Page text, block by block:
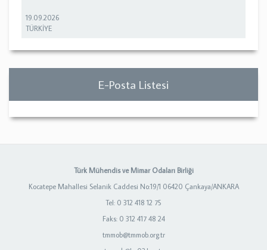
19.09.2026
TÜRKİYE
E-Posta Listesi
Türk Mühendis ve Mimar Odaları Birliği
Kocatepe Mahallesi Selanik Caddesi No:19/1 06420 Çankaya/ANKARA
Tel: 0 312 418 12 75
Faks: 0 312 417 48 24
tmmob@tmmob.org.tr